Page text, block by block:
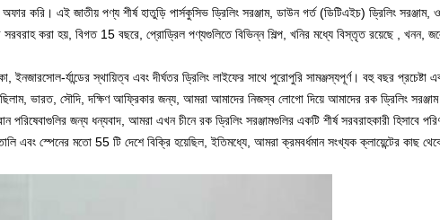
অফার করি। এই জাতীয় পণ্য শীর্ষ হাতুড়ি পার্সকুসিভ ড্রিলিং সরঞ্জাম, ডাউন গর্ত (ডিটিএইচ) ড্রিলিং সরঞ্জাম,
সরবরাহ করা হয়, বিগত 15 বছরে, প্রোড্রিল পণ্যগুলিতে বিভিন্ন শিল্প, খনির মধ্যে বিস্তৃত রয়েছে , খনন,
র্যান্ডের স্থায়িত্ব এবং দীর্ঘতর ড্রিলিং লাইফের সাথে পুরোপুরি সামঞ্জস্যপূর্ণ। বহু বছর প্রচেষ্টা
ভারত, সৌদি, দক্ষিণ আফ্রিকার জন্য, আমরা আমাদের নিজস্ব লোগো দিয়ে আমাদের রক ড্রিলিং
পরিষেবাগুলির জন্য ধন্যবাদ, আমরা এখন চীনে রক ড্রিলিং সরঞ্জামগুলির একটি শীর্ষ সরবরাহকারী হিসাবে
এবং স্পেনের মতো 55 টি দেশে বিক্রি হয়েছিল, ইতিমধ্যে, আমরা ক্রমবর্ধমান সংখ্যক ক্লায়েন্টের কাছ